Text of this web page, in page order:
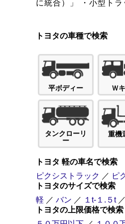
に統合）」 ・小型ト
トヨタの車種で検索
平ボディー Ｗ
タンクローリ
ー
重機
トヨタ 軽の車名で検索
ピクシストラック ／ ピ
トヨタのサイズで検索
軽 ／ バン ／ １t-１.５t ／
トヨタの上限価格で検索